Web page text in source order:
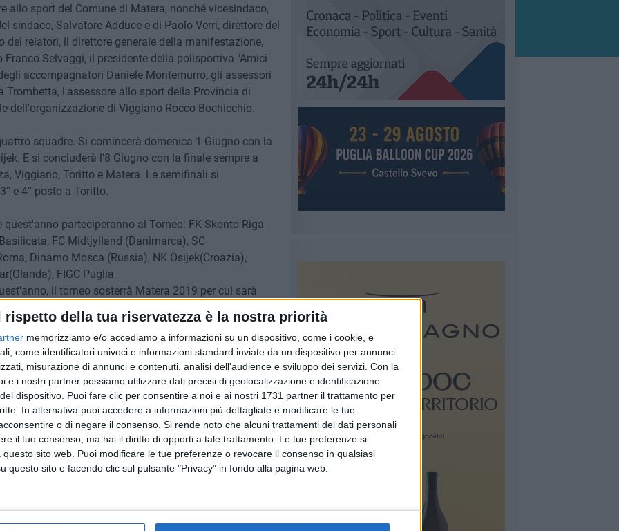
rispetto della tua riservatezza è la nostra priorità
memorizziamo e/o accediamo a informazioni su un dispositivo, come i cookie, e
come identificatori univoci e informazioni standard inviate da un dispositivo per annunci
misurazione di annunci e contenuti, analisi dell'audience e sviluppo dei servizi. Con la
e i nostri partner possiamo utilizzare dati precisi di geolocalizzazione e identificazione
dispositivo. Puoi fare clic per consentire a noi e ai nostri 1731 partner il trattamento per
In alternativa puoi accedere a informazioni più dettagliate e modificare le tue
o di negare il consenso. Si rende noto che alcuni trattamenti dei dati personali
il tuo consenso, ma hai il diritto di opporti a tale trattamento. Le tue preferenze si
sito web. Puoi modificare le tue preferenze o revocare il consenso in qualsiasi
questo sito e facendo clic sul pulsante "Privacy" in fondo alla pagina web.
allo sport del Comune di Matera, nonché vicesindaco,
sindaco, Salvatore Adduce e di Paolo Verri, direttore del
relatori, il direttore generale della manifestazione,
Selvaggi, il presidente della polisportiva "Amici
accompagnatori Daniele Montemurro, gli assessori
l'assessore allo sport della Provincia di
dell'organizzazione di Viggiano Rocco Bochicchio.
squadre. Si comincerà domenica 1 Giugno con la
E si concluderà l'8 Giugno con la finale sempre a
Viggiano, Toritto e Matera. Le semifinali si
e 4° posto a Toritto.
parteciperanno al Torneo: FK Skonto Riga
FC Midtjylland (Danimarca), SC
Dinamo Mosca (Russia), NK Osijek(Croazia),
FIGC Puglia.
il torneo sosterrà Matera 2019 per cui sarà
per il 2019".
la presenza di una squadra lettone, FK Skonto Riga,
e ha poi elogiato il campione del mondo, Franco
evento: "Il Torneo è scaturito da un viaggio a Torino
Zoff, Scirea e i ragazzi della rappresentativa
di promuovere il Torneo Scirea".
nel corso della conferenza annunciando importati
Settembre-Franco Salerno" per poter affrontare il
e la riqualificazione di tutti gli impianti sportivi cittadini
2019 sarà presente con un proprio stand informativo
campi di gioco in Basilicata e nell'area murgiana allo